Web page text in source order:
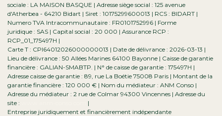
sociale : LA MAISON BASQUE | Adresse siège social : 125 avenue
d'Atherbea - 64210 Bidart | Siret : 10175299600013 | RCS : BIDART |
Numero TVA Intracommunautaire : FR0101752996 | Forme
juridique : SAS | Capital social : 20 000 | Assurance RCP :
RCP_01_175497H |
Carte T : CPI64012026000000013 | Date de délivrance : 2026-03-13 |
Lieu de délivrance : 50 Allées Marines 64100 Bayonne | Caisse de garantie
financière : GALIAN-SMABTP. | N° de caisse de garantie : 175497H |
Adresse caisse de garantie : 89, rue La Boétie 75008 Paris | Montant de la
garantie financière : 120 000 € | Nom du médiateur : ANM Conso |
Adresse du médiateur : 2 rue de Colmar 94300 Vincennes | Adresse du
site :
|
Entreprise juridiquement et financièrement indépendante